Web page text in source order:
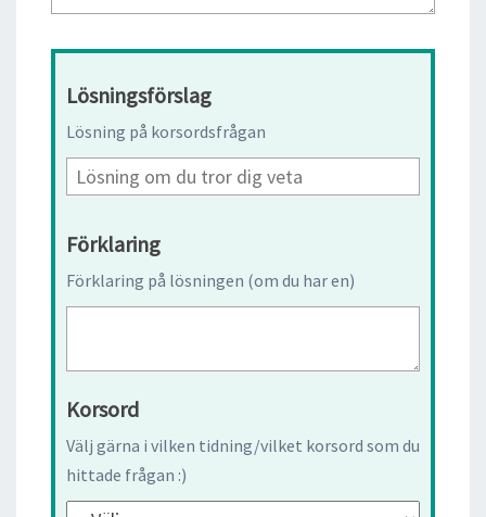
Lösningsförslag
Lösning på korsordsfrågan
Förklaring
Förklaring på lösningen (om du har en)
Korsord
Välj gärna i vilken tidning/vilket korsord som du
hittade frågan :)